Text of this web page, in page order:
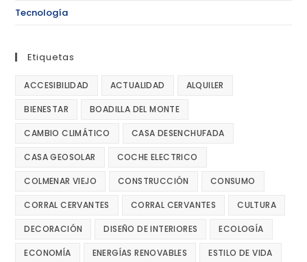
Tecnología
Etiquetas
ACCESIBILIDAD ACTUALIDAD ALQUILER
BIENESTAR BOADILLA DEL MONTE
CAMBIO CLIMÁTICO CASA DESENCHUFADA
CASA GEOSOLAR COCHE ELECTRICO
COLMENAR VIEJO CONSTRUCCIÓN CONSUMO
CORRAL CERVANTES CORRAL CERVANTES CULTURA
DECORACIÓN DISEÑO DE INTERIORES ECOLOGÍA
ECONOMÍA ENERGÍAS RENOVABLES ESTILO DE VIDA